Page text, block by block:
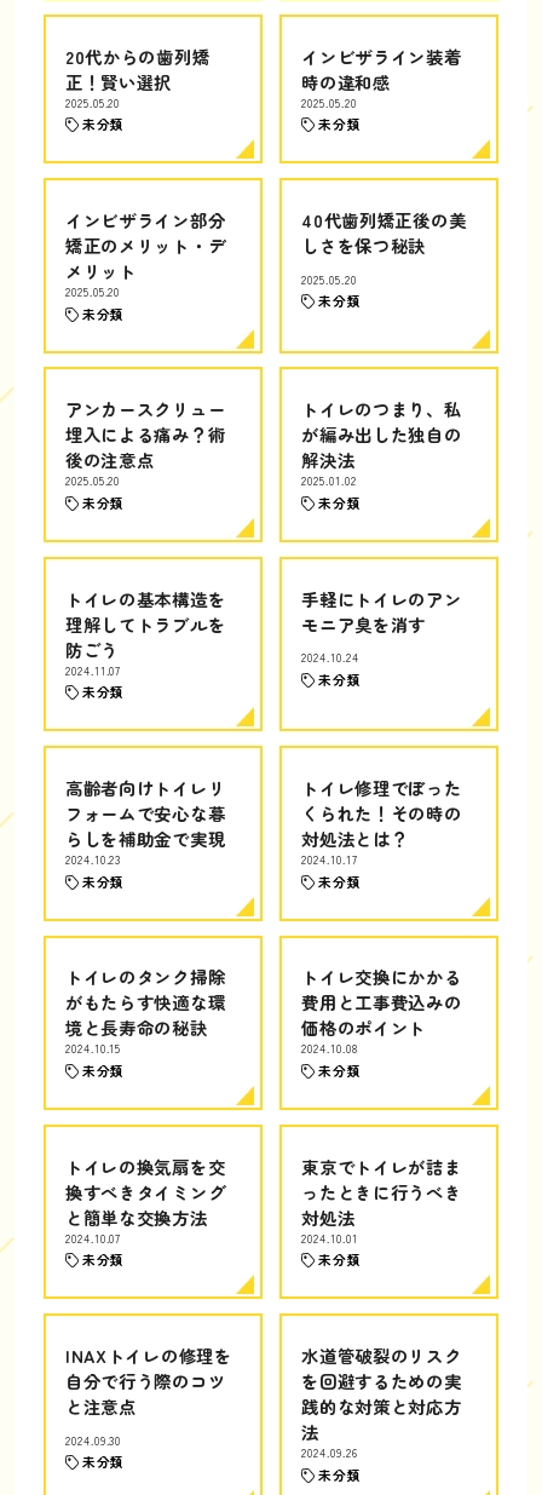
20代からの歯列矯
正！賢い選択
2025.05.20
未分類
インビザライン装着
時の違和感
2025.05.20
未分類
インビザライン部分
矯正のメリット・デ
メリット
2025.05.20
未分類
40代歯列矯正後の美
しさを保つ秘訣
2025.05.20
未分類
アンカースクリュー
埋入による痛み？術
後の注意点
2025.05.20
未分類
トイレのつまり、私
が編み出した独自の
解決法
2025.01.02
未分類
トイレの基本構造を
理解してトラブルを
防ごう
2024.11.07
未分類
手軽にトイレのアン
モニア臭を消す
2024.10.24
未分類
高齢者向けトイレリ
フォームで安心な暮
らしを補助金で実現
2024.10.23
未分類
トイレ修理でぼった
くられた！その時の
対処法とは？
2024.10.17
未分類
トイレのタンク掃除
がもたらす快適な環
境と長寿命の秘訣
2024.10.15
未分類
トイレ交換にかかる
費用と工事費込みの
価格のポイント
2024.10.08
未分類
トイレの換気扇を交
換すべきタイミング
と簡単な交換方法
2024.10.07
未分類
東京でトイレが詰ま
ったときに行うべき
対処法
2024.10.01
未分類
INAXトイレの修理を
自分で行う際のコツ
と注意点
2024.09.30
未分類
水道管破裂のリスク
を回避するための実
践的な対策と対応方
法
2024.09.26
未分類